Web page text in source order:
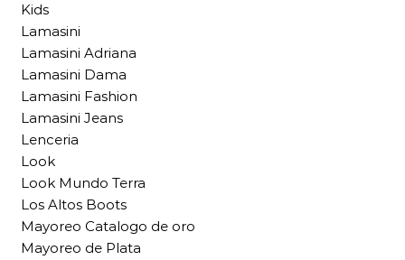
Kids
Lamasini
Lamasini Adriana
Lamasini Dama
Lamasini Fashion
Lamasini Jeans
Lenceria
Look
Look Mundo Terra
Los Altos Boots
Mayoreo Catalogo de oro
Mayoreo de Plata